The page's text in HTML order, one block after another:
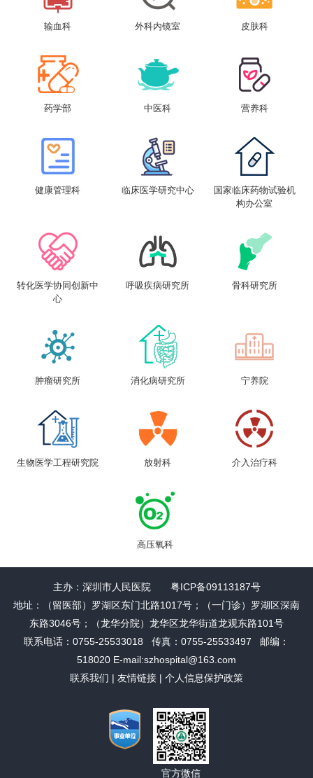
输血科 外科内镜室 皮肤科
药学部 中医科 营养科
健康管理科 临床医学研究中心
国家临床药物试验机
构办公室
转化医学协同创新中
心
呼吸疾病研究所 骨科研究所
肿瘤研究所 消化病研究所 宁养院
生物医学工程研究院 放射科 介入治疗科
高压氧科
主办：深圳市人民医院 粤ICP备09113187号
地址：（留医部）罗湖区东门北路1017号；（一门诊）罗湖区深南
东路3046号；（龙华分院）龙华区龙华街道龙观东路101号
联系电话：0755-25533018 传真：0755-25533497 邮编：
518020 E-mail:szhospital@163.com
联系我们 | 友情链接 | 个人信息保护政策
官方微信